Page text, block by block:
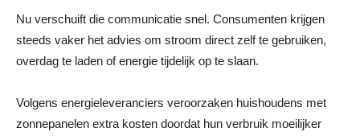
Nu verschuift die communicatie snel. Consumenten krijgen
steeds vaker het advies om stroom direct zelf te gebruiken,
overdag te laden of energie tijdelijk op te slaan.
Volgens energieleveranciers veroorzaken huishoudens met
zonnepanelen extra kosten doordat hun verbruik moeilijker